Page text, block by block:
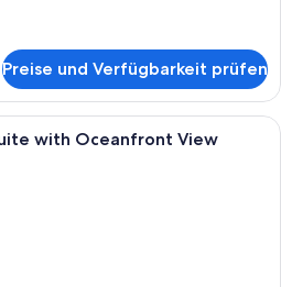
Preise und Verfügbarkeit prüfen
Ein Schlafzimmer mit
with Oceanfront View